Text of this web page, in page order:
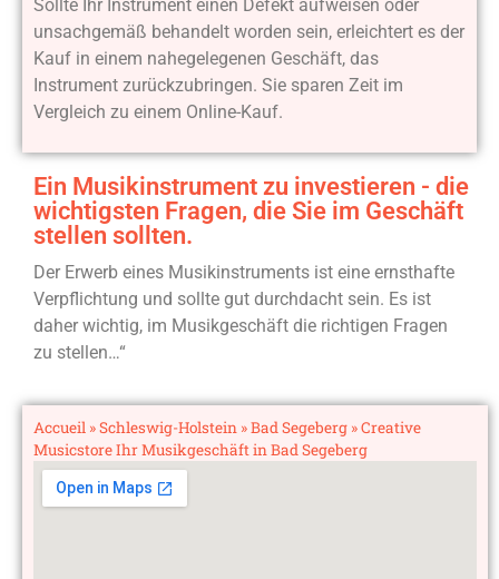
Sollte Ihr Instrument einen Defekt aufweisen oder
unsachgemäß behandelt worden sein, erleichtert es der
Kauf in einem nahegelegenen Geschäft, das
Instrument zurückzubringen. Sie sparen Zeit im
Vergleich zu einem Online-Kauf.
Ein Musikinstrument zu investieren - die
wichtigsten Fragen, die Sie im Geschäft
stellen sollten.
Der Erwerb eines Musikinstruments ist eine ernsthafte
Verpflichtung und sollte gut durchdacht sein. Es ist
daher wichtig, im Musikgeschäft die richtigen Fragen
zu stellen…“
Accueil »Schleswig-Holstein »Bad Segeberg »Creative
Musicstore Ihr Musikgeschäft in Bad Segeberg